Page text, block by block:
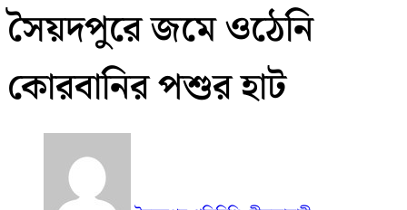
সৈয়দপুরে জমে ওঠেনি
কোরবানির পশুর হাট